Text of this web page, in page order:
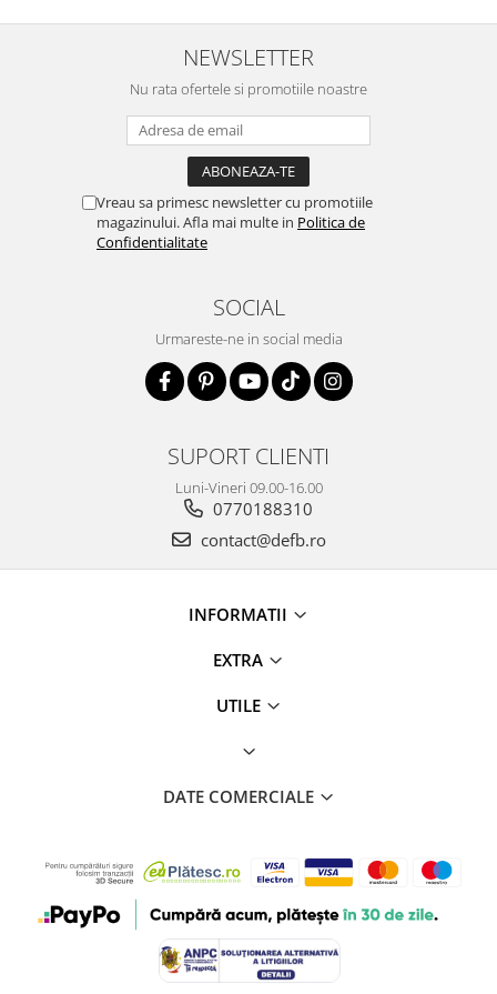
NEWSLETTER
Nu rata ofertele si promotiile noastre
Vreau sa primesc newsletter cu promotiile
magazinului. Afla mai multe in Politica de
Confidentialitate
SOCIAL
Urmareste-ne in social media
SUPORT CLIENTI
Luni-Vineri 09.00-16.00
0770188310
contact@defb.ro
INFORMATII
EXTRA
UTILE
DATE COMERCIALE